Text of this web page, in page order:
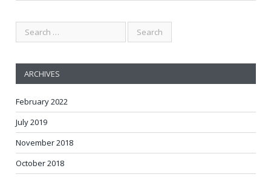
ARCHIVES
February 2022
July 2019
November 2018
October 2018